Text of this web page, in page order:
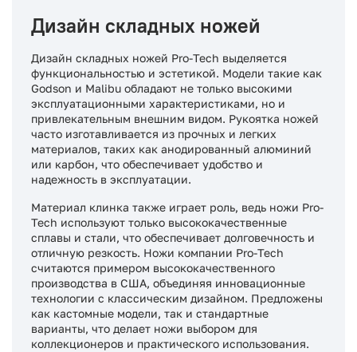
Дизайн складных ножей
Дизайн складных ножей Pro-Tech выделяется
функциональностью и эстетикой. Модели такие как
Godson и Malibu обладают не только высокими
эксплуатационными характеристиками, но и
привлекательным внешним видом. Рукоятка ножей
часто изготавливается из прочных и легких
материалов, таких как анодированный алюминий
или карбон, что обеспечивает удобство и
надежность в эксплуатации.
Материал клинка также играет роль, ведь ножи Pro-
Tech используют только высококачественные
сплавы и стали, что обеспечивает долговечность и
отличную резкость. Ножи компании Pro-Tech
считаются примером высококачественного
производства в США, объединяя инновационные
технологии с классическим дизайном. Предложены
как кастомные модели, так и стандартные
варианты, что делает ножи выбором для
коллекционеров и практического использования.